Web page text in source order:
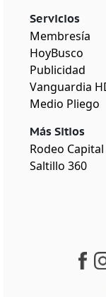
Servicios
Membresía
HoyBusco
Publicidad
Vanguardia
Medio Pliego
Más Sitios
Rodeo Capital
Saltillo 360